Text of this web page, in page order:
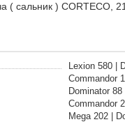
( сальник ) CORTECO,
Lexion 580 |
Commandor
Dominator
Commandor
Mega 202 |